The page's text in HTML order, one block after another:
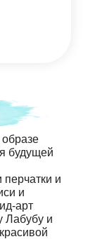
будущей
и
и
арт
Лабубу и